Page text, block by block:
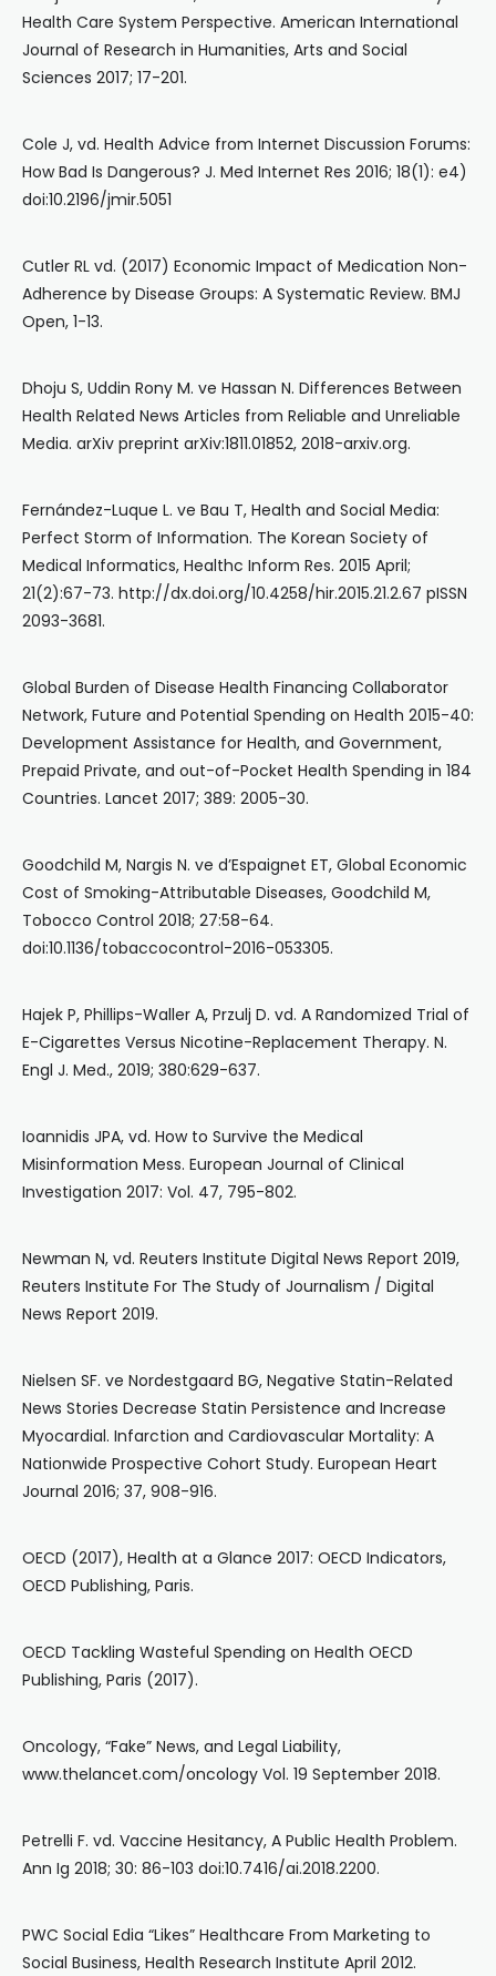
Health Care System Perspective. American International
Journal of Research in Humanities, Arts and Social
Sciences 2017; 17-201.
Cole J, vd. Health Advice from Internet Discussion Forums:
How Bad Is Dangerous? J. Med Internet Res 2016; 18(1): e4)
doi:10.2196/jmir.5051
Cutler RL vd. (2017) Economic Impact of Medication Non-
Adherence by Disease Groups: A Systematic Review. BMJ
Open, 1-13.
Dhoju S, Uddin Rony M. ve Hassan N. Differences Between
Health Related News Articles from Reliable and Unreliable
Media. arXiv preprint arXiv:1811.01852, 2018-arxiv.org.
Fernández-Luque L. ve Bau T, Health and Social Media:
Perfect Storm of Information. The Korean Society of
Medical Informatics, Healthc Inform Res. 2015 April;
21(2):67-73. http://dx.doi.org/10.4258/hir.2015.21.2.67 pISSN
2093-3681.
Global Burden of Disease Health Financing Collaborator
Network, Future and Potential Spending on Health 2015-40:
Development Assistance for Health, and Government,
Prepaid Private, and out-of-Pocket Health Spending in 184
Countries. Lancet 2017; 389: 2005-30.
Goodchild M, Nargis N. ve d’Espaignet ET, Global Economic
Cost of Smoking-Attributable Diseases, Goodchild M,
Tobocco Control 2018; 27:58-64.
doi:10.1136/tobaccocontrol-2016-053305.
Hajek P, Phillips-Waller A, Przulj D. vd. A Randomized Trial of
E-Cigarettes Versus Nicotine-Replacement Therapy. N.
Engl J. Med., 2019; 380:629-637.
Ioannidis JPA, vd. How to Survive the Medical
Misinformation Mess. European Journal of Clinical
Investigation 2017: Vol. 47, 795-802.
Newman N, vd. Reuters Institute Digital News Report 2019,
Reuters Institute For The Study of Journalism / Digital
News Report 2019.
Nielsen SF. ve Nordestgaard BG, Negative Statin-Related
News Stories Decrease Statin Persistence and Increase
Myocardial. Infarction and Cardiovascular Mortality: A
Nationwide Prospective Cohort Study. European Heart
Journal 2016; 37, 908-916.
OECD (2017), Health at a Glance 2017: OECD Indicators,
OECD Publishing, Paris.
OECD Tackling Wasteful Spending on Health OECD
Publishing, Paris (2017).
Oncology, “Fake” News, and Legal Liability,
www.thelancet.com/oncology Vol. 19 September 2018.
Petrelli F. vd. Vaccine Hesitancy, A Public Health Problem.
Ann Ig 2018; 30: 86-103 doi:10.7416/ai.2018.2200.
PWC Social Edia “Likes” Healthcare From Marketing to
Social Business, Health Research Institute April 2012.